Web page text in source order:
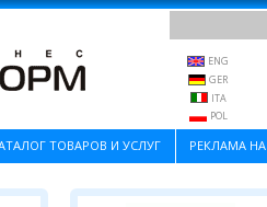
ENG
GER
ITA
POL
ТОВАРОВ И УСЛУГ РЕКЛАМА